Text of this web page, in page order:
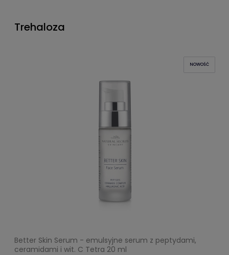
Trehaloza
Better Skin Serum - emulsyjne serum z peptydami,
ceramidami i wit. C Tetra 20 ml
NOWOŚĆ